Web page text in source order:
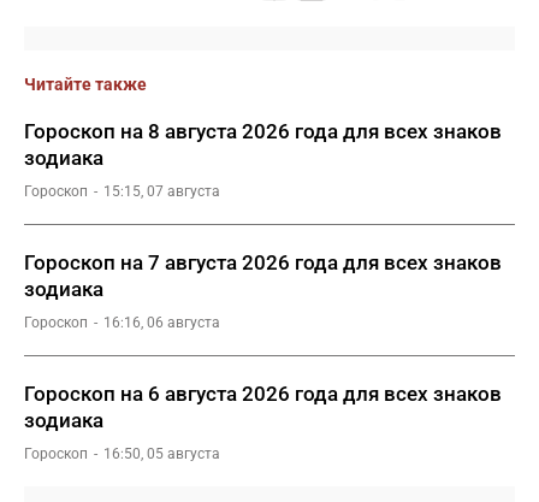
Читайте также
Гороскоп на 8 августа 2026 года для всех знаков
зодиака
Гороскоп 15:15, 07 августа
Гороскоп на 7 августа 2026 года для всех знаков
зодиака
Гороскоп 16:16, 06 августа
Гороскоп на 6 августа 2026 года для всех знаков
зодиака
Гороскоп 16:50, 05 августа